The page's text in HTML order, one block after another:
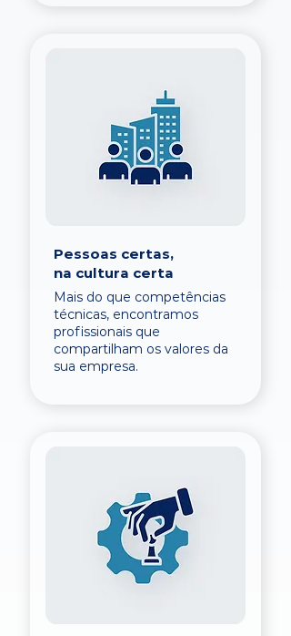
Pessoas certas,
na cultura certa
Mais do que competências
técnicas, encontramos
profissionais que
compartilham os valores da
sua empresa.